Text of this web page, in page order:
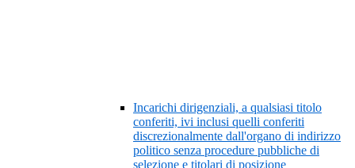
Incarichi dirigenziali, a qualsiasi titolo
conferiti, ivi inclusi quelli conferiti
discrezionalmente dall'organo di indirizzo
politico senza procedure pubbliche di
selezione e titolari di posizione